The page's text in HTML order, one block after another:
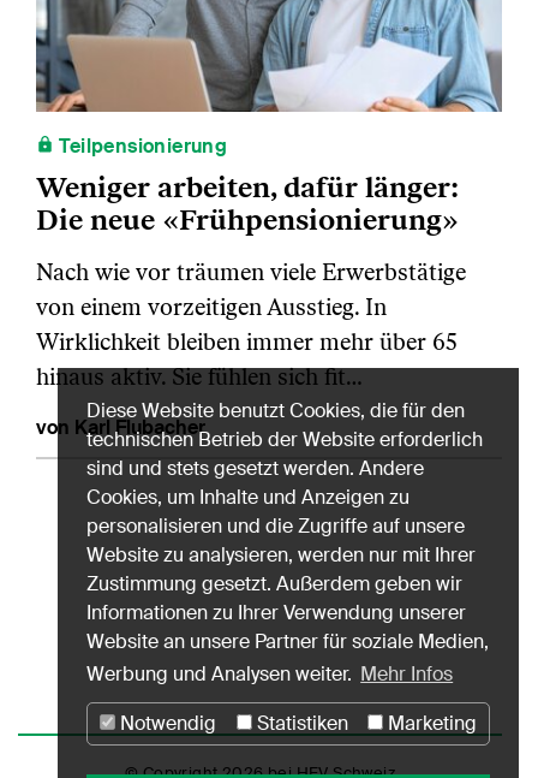
Teilpensionierung
Weniger arbeiten, dafür länger:
Die neue «Frühpensionierung»
Nach wie vor träumen viele Erwerbstätige
von einem vorzeitigen Ausstieg. In
Wirklichkeit bleiben immer mehr über 65
hinaus aktiv. Sie fühlen sich fit…
von Karl Flubacher
© Copyright 2026 bei HEV Schweiz
Diese Website benutzt Cookies, die für den
technischen Betrieb der Website erforderlich
sind und stets gesetzt werden. Andere
Cookies, um Inhalte und Anzeigen zu
personalisieren und die Zugriffe auf unsere
Website zu analysieren, werden nur mit Ihrer
Zustimmung gesetzt. Außerdem geben wir
Informationen zu Ihrer Verwendung unserer
Website an unsere Partner für soziale Medien,
Werbung und Analysen weiter. Mehr Infos
Notwendig
Statistiken Marketing